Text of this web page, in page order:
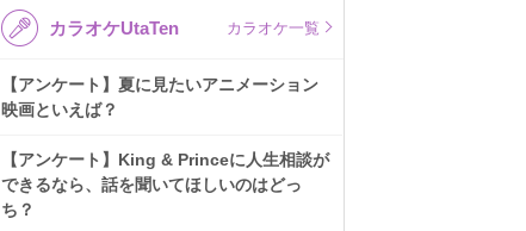
カラオケUtaTen カラオケ一覧
【アンケート】夏に見たいアニメーション
映画といえば？
【アンケート】King & Princeに人生相談が
できるなら、話を聞いてほしいのはどっ
ち？